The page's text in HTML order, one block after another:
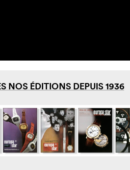
NOS ÉDITIONS DEPUIS 1936